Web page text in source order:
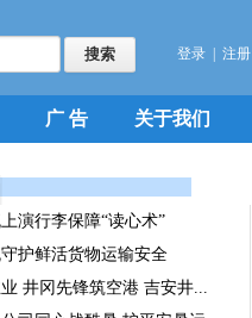
登录 注册
广 告 关于我们
演行李保障“读心术”
护鲜活货物运输安全
井冈先锋筑空港 吉安井...